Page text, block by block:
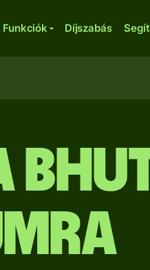
Funkciók Díjszabás